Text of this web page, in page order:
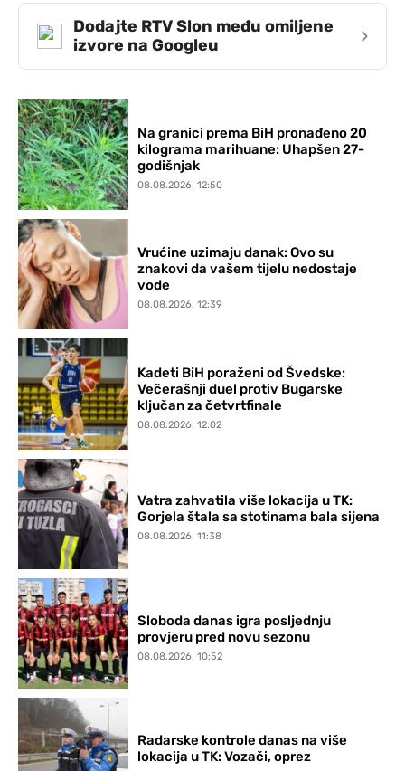
Dodajte RTV Slon među omiljene
izvore na Googleu
›
Na granici prema BiH pronađeno 20
kilograma marihuane: Uhapšen 27-
godišnjak
08.08.2026. 12:50
Vrućine uzimaju danak: Ovo su
znakovi da vašem tijelu nedostaje
vode
08.08.2026. 12:39
Kadeti BiH poraženi od Švedske:
Večerašnji duel protiv Bugarske
ključan za četvrtfinale
08.08.2026. 12:02
Vatra zahvatila više lokacija u TK:
Gorjela štala sa stotinama bala sijena
08.08.2026. 11:38
Sloboda danas igra posljednju
provjeru pred novu sezonu
08.08.2026. 10:52
Radarske kontrole danas na više
lokacija u TK: Vozači, oprez